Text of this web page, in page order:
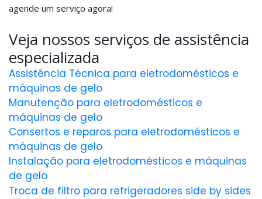
agende um serviço agora!
Veja nossos serviços de assistência
especializada
Assistência Técnica para eletrodomésticos e
máquinas de gelo
Manutenção para eletrodomésticos e
máquinas de gelo
Consertos e reparos para eletrodomésticos e
máquinas de gelo
Instalação para eletrodomésticos e máquinas
de gelo
Troca de filtro para refrigeradores side by sides